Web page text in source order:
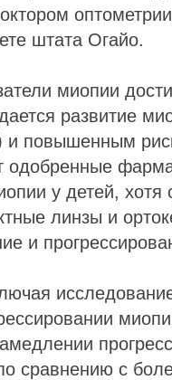
штата Огайо.
миопии
развитие
и повышенным
одобренные
у детей, хотя
линзы и
и
сравнению с